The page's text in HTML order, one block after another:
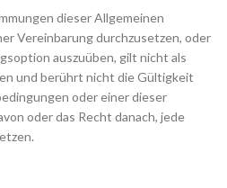
dieser Allgemeinen
Vereinbarung durchzusetzen, oder
auszuüben, gilt nicht als
und berührt nicht die Gültigkeit
oder einer dieser
oder das Recht danach, jede